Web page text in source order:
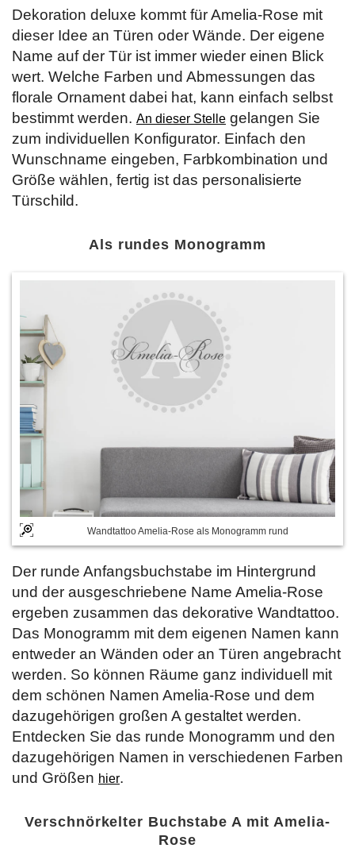
Dekoration deluxe kommt für Amelia-Rose mit
dieser Idee an Türen oder Wände. Der eigene
Name auf der Tür ist immer wieder einen Blick
wert. Welche Farben und Abmessungen das
florale Ornament dabei hat, kann einfach selbst
bestimmt werden. An dieser Stelle gelangen Sie
zum individuellen Konfigurator. Einfach den
Wunschname eingeben, Farbkombination und
Größe wählen, fertig ist das personalisierte
Türschild.
Als rundes Monogramm
Wandtattoo Amelia-Rose als Monogramm rund
Der runde Anfangsbuchstabe im Hintergrund
und der ausgeschriebene Name Amelia-Rose
ergeben zusammen das dekorative Wandtattoo.
Das Monogramm mit dem eigenen Namen kann
entweder an Wänden oder an Türen angebracht
werden. So können Räume ganz individuell mit
dem schönen Namen Amelia-Rose und dem
dazugehörigen großen A gestaltet werden.
Entdecken Sie das runde Monogramm und den
dazugehörigen Namen in verschiedenen Farben
und Größen hier.
Verschnörkelter Buchstabe A mit Amelia-
Rose